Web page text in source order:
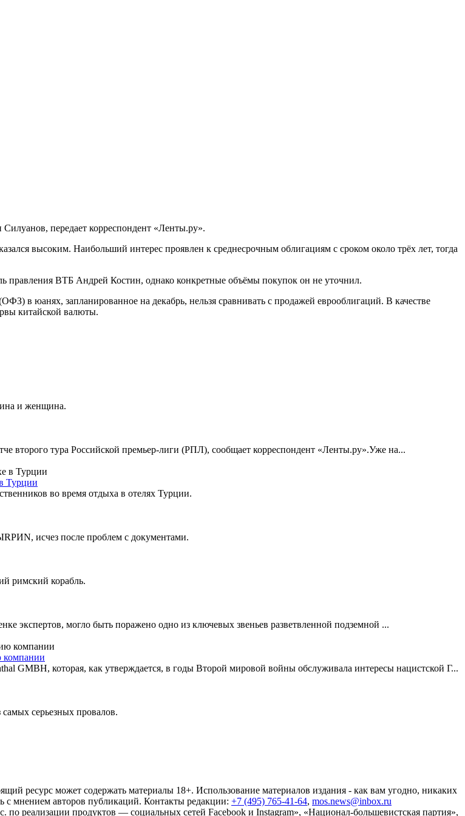
передает корреспондент «Ленты.ру».
высоким. Наибольший интерес проявлен к среднесрочным облигациям с сроком около трёх лет, тогда
правления ВТБ Андрей Костин, однако конкретные объёмы покупок он не уточнил.
в юанях, запланированное на декабрь, нельзя сравнивать с продажей еврооблигаций. В качестве
китайской валюты.
и женщина.
второго тура Российской премьер-лиги (РПЛ), сообщает корреспондент «Ленты.ру».Уже на...
Турции
во время отдыха в отелях Турции.
исчез после проблем с документами.
римский корабль.
экспертов, могло быть поражено одно из ключевых звеньев разветвленной подземной ...
компании
GMBH, которая, как утверждается, в годы Второй мировой войны обслуживала интересы нацистской Г...
серьезных провалов.
ресурс может содержать материалы 18+. Использование материалов издания - как вам угодно, никаких
мнением авторов публикаций. Контакты редакции: +7 (495) 765-41-64, mos.news@inbox.ru
реализации продуктов — социальных сетей Facebook и Instagram», «Национал-большевистская партия»,